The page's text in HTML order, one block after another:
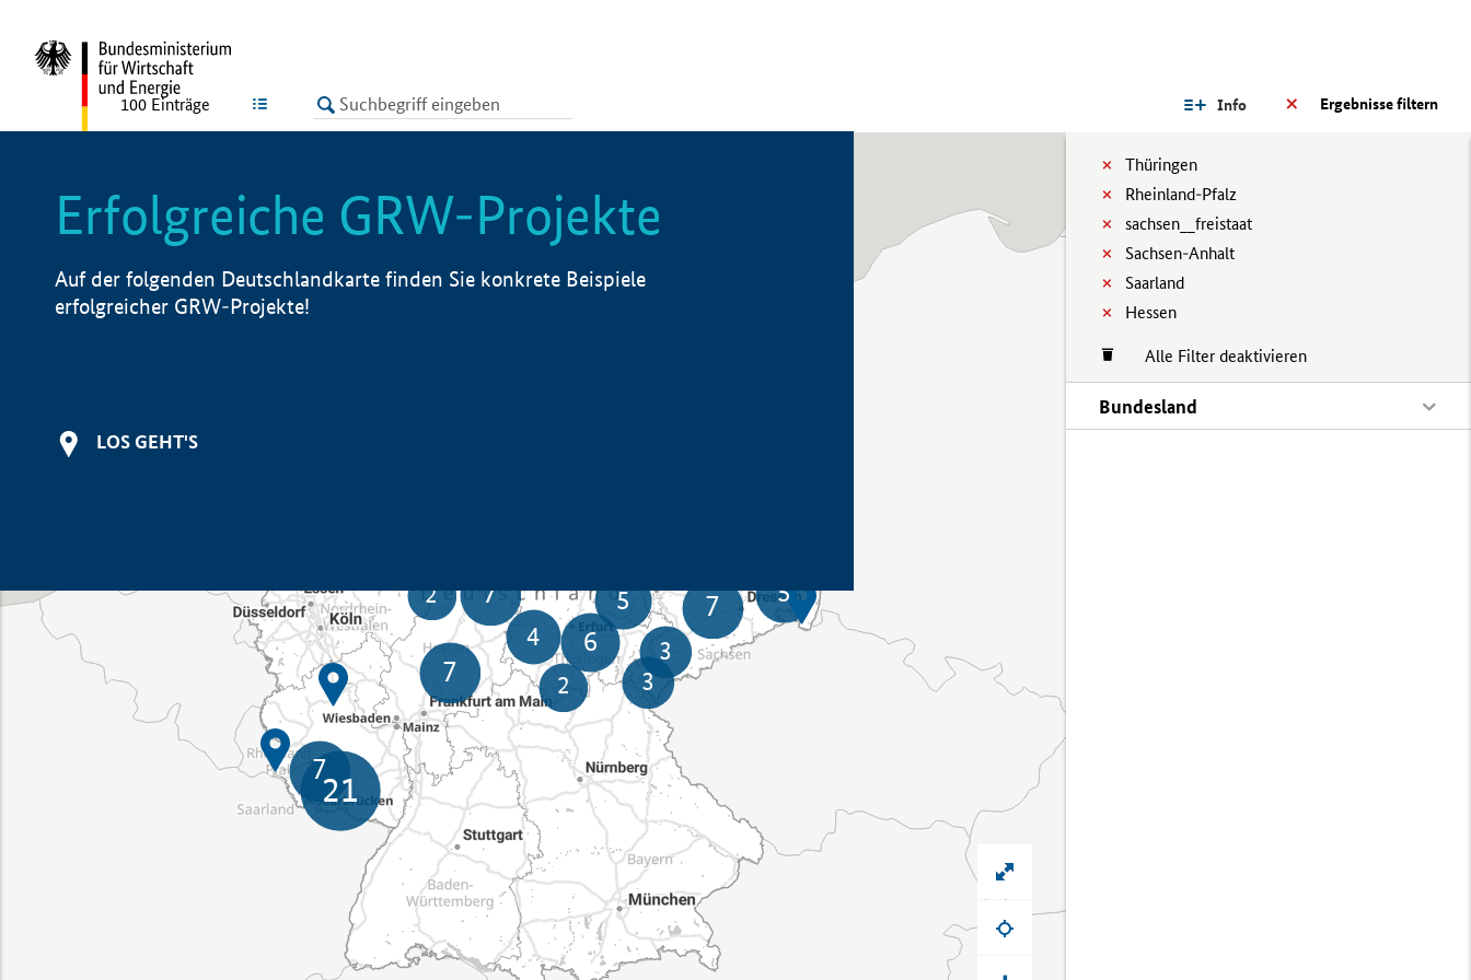
LISTE Ergebnisse filtern
Info
Thüringen
Rheinland-Pfalz
sachsen__freistaat
Sachsen-Anhalt
Saarland
Hessen
Alle Filter deaktivieren
Bundesland
100 Einträge
Erfolgreiche GRW-Projekte
Auf der folgenden Deutschlandkarte finden Sie konkrete Beispiele
erfolgreicher GRW-Projekte!
LOS GEHT'S